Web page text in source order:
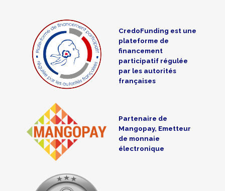
CredoFunding est une
plateforme de
financement
participatif régulée
par les autorités
françaises
Partenaire de
Mangopay, Emetteur
de monnaie
électronique